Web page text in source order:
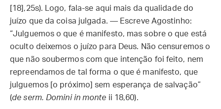
[18],25s). Logo, fala-se aqui mais da qualidade do
juízo que da coisa julgada. — Escreve Agostinho:
“Julguemos o que é manifesto, mas sobre o que está
oculto deixemos o juízo para Deus. Não censuremos o
que não soubermos com que intenção foi feito, nem
repreendamos de tal forma o que é manifesto, que
julguemos [o próximo] sem esperança de salvação”
(de serm. Domini in monte ii 18,60).